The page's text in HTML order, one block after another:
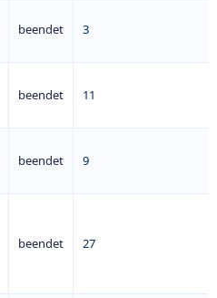
beendet 3
beendet 11
beendet 9
beendet 27